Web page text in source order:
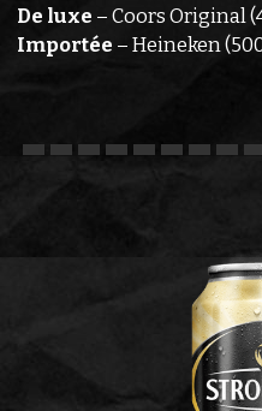
De luxe – Coors Original
Importée – Heineken